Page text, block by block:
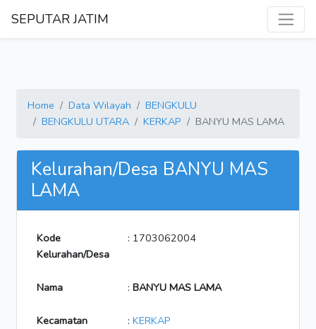
SEPUTAR JATIM
Home Data Wilayah
BENGKULU
BENGKULU UTARA
KERKAP BANYU MAS LAMA
Kelurahan/Desa BANYU MAS
LAMA
Kode
Kelurahan/Desa
: 1703062004
Nama : BANYU MAS LAMA
Kecamatan : KERKAP